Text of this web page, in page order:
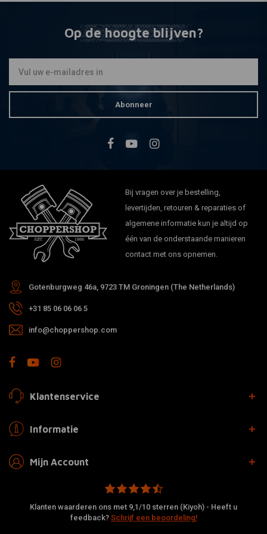
Op de hoogte blijven?
Abonneer
Bij vragen over je bestelling,
levertijden, retouren & reparaties of
algemene informatie kun je altijd op
één van de onderstaande manieren
contact met ons opnemen.
Gotenburgweg 46a, 9723 TM Groningen (The Netherlands)
+31 85 06 06 06 5
info@choppershop.com
Klantenservice
Informatie
Mijn Account
Klanten waarderen ons met 9,1/10 sterren (Kiyoh) - Heeft u
feedback? Schrijf een beoordeling!